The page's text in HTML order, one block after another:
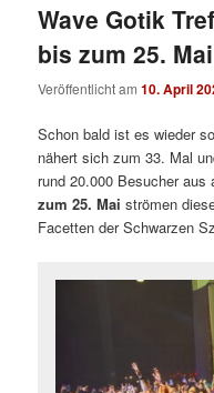
Wave Gotik
bis zum 25.
Veröffentlicht am10. April
Schon bald ist es wieder
nähert sich zum 33. Mal
rund 20.000 Besucher
zum 25. Mai strömen
Facetten der Schwarzen